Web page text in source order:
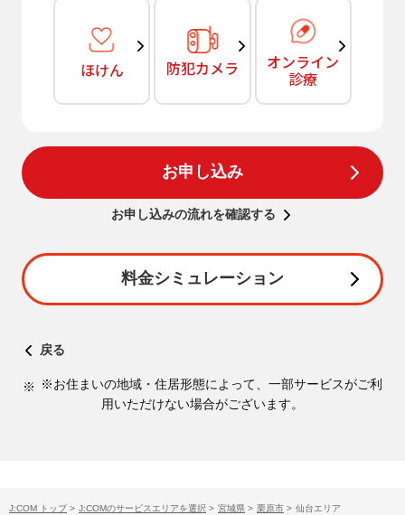
ほけん 防犯カメラ オンライン
診療
お申し込み
お申し込みの流れを確認する
料金シミュレーション
戻る
※お住まいの地域・住居形態によって、一部サービスがご利
用いただけない場合がございます。
J:COM トップ > J:COMのサービスエリアを選択 > 宮城県 > 栗原市 > 仙台エリア